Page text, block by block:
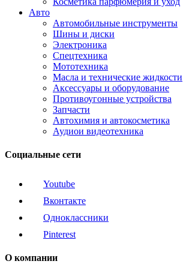
Авто
Автомобильные инструменты
Шины и диски
Электроника
Спецтехника
Мототехника
Масла и технические жидкости
Аксессуары и оборудование
Противоугонные устройства
Запчасти
Автохимия и автокосметика
Аудиои видеотехника
Социальные сети
Youtube
Вконтакте
Одноклассники
Pinterest
О компании